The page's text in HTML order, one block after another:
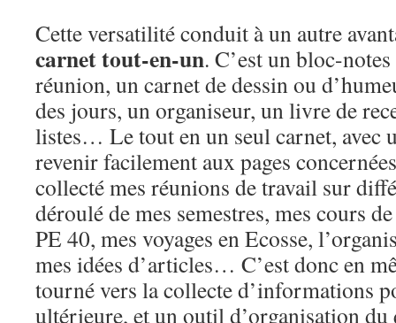
Cette versatilité conduit à un autre
carnet tout-en-un. C’est un bloc-
réunion, un carnet de dessin ou
des jours, un organiseur, un livre de
listes… Le tout en un seul carnet, avec
revenir facilement aux pages
collecté mes réunions de travail sur
déroulé de mes semestres, mes cours
PE 40, mes voyages en Ecosse,
mes idées d’articles… C’est donc en
tourné vers la collecte d’informations
ultérieure, et un outil d’organisation du